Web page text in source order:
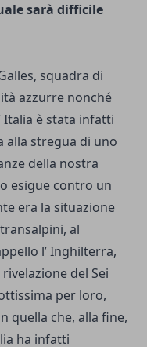
sarà difficile
squadra di
azzurre nonché
Italia è stata infatti
stregua di uno
della nostra
esigue contro un
era la situazione
al
l’ Inghilterra,
del Sei
per loro,
quella che, alla fine,
ha infatti